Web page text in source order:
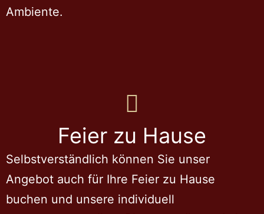
Ambiente.
Feier zu Hause
Selbstverständlich können Sie unser
Angebot auch für Ihre Feier zu Hause
buchen und unsere individuell